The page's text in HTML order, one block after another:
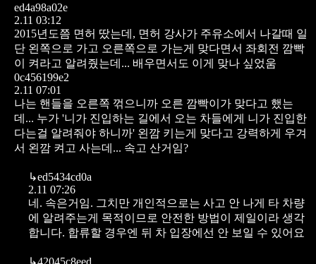
ed4a98a02e
2.11 03:12
2015년도쯤 면허 땄는데, 면허 강사가 주유소에서 나갈때 일
단 왼쪽으로 가고 오른쪽으로 가는게 맞다면서 좌회전 깜빡
이 켜라고 알려줬는데... 배우면서도 이게 맞나 싶었움
0c456199e2
2.11 07:01
나는 핸들을 오른쪽 꺾으니까 오른 깜빡이가 맞다고 했는
데... 누가 '니가 진입하는 길에서 오는 차들에게 니가 진입한
다는걸 알려줘야 하니까' 왼깜 키는게 맞다고 강력하게 우겨
서 왼깜 켜고 사는데... 속고 산거임?
↳ed5434cd0a
2.11 07:26
네. 속은거임. 그치만 개인적으로는 사고 안 나게 타 차량
에 알려주는게 목적이므로 안전한 방법이 제일이라 생각
합니다. 합류할 경우엔 뒤 차 입장에선 안 보일 수 있어요
↳42045c8eed